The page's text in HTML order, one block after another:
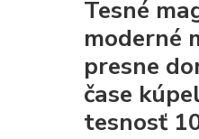
Tesné
moderné
presne
čase
tesnosť